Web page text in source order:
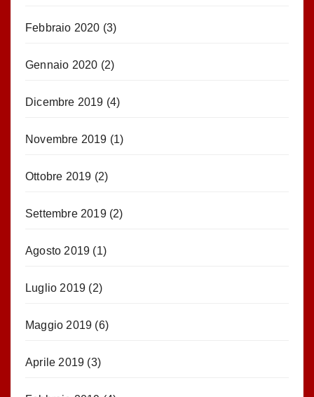
Febbraio 2020 (3)
Gennaio 2020 (2)
Dicembre 2019 (4)
Novembre 2019 (1)
Ottobre 2019 (2)
Settembre 2019(2)
Agosto 2019 (1)
Luglio 2019 (2)
Maggio 2019 (6)
Aprile 2019 (3)